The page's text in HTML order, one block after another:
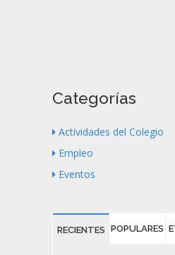
Categorías
Actividades del Colegio
Empleo
Eventos
RECIENTES POPULARES